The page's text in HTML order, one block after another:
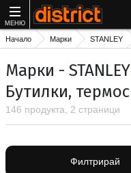
МЕНЮ
Начало Марки STANLEY
Марки -
Бутилки,
146 продукта, 2 страници
Филтрирай